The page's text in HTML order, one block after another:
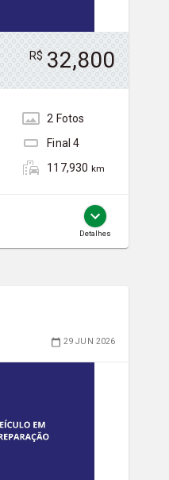
R$ 32,800
2 Fotos
Final4
117,930 km
Detalhes
29 JUN 2026